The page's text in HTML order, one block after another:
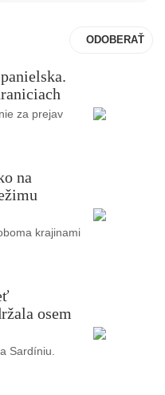
za prejav
na
krajinami
osem
Sardíniu.